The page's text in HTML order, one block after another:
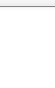
7